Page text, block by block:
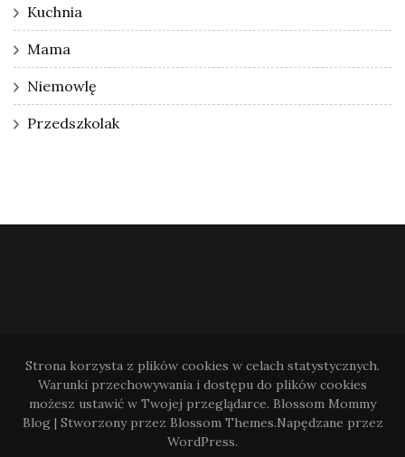
Kuchnia
Mama
Niemowlę
Przedszkolak
Strona korzysta z plików cookies w celach statystycznych.
Warunki przechowywania i dostępu do plików cookies
możesz ustawić w Twojej przeglądarce. Blossom Mommy
Blog | Stworzony przez Blossom Themes.Napędzane przez
WordPress.